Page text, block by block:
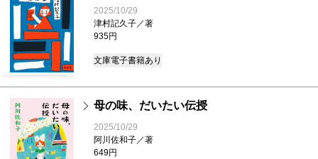
2025/10/29
津村記久子／著
935円
文庫電子書籍あり
母の味、だいたい伝授
2025/10/29
阿川佐和子／著
649円